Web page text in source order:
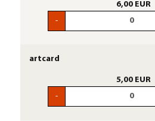
6,00 EUR
-
artcard
5,00 EUR
-